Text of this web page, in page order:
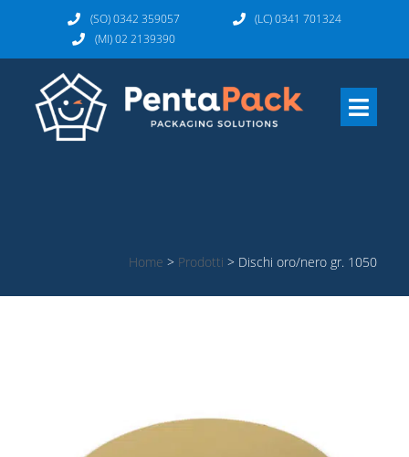
(SO) 0342 359057
(LC) 0341 701324
(MI) 02 2139390
Home > Prodotti > Dischi oro/nero gr. 1050